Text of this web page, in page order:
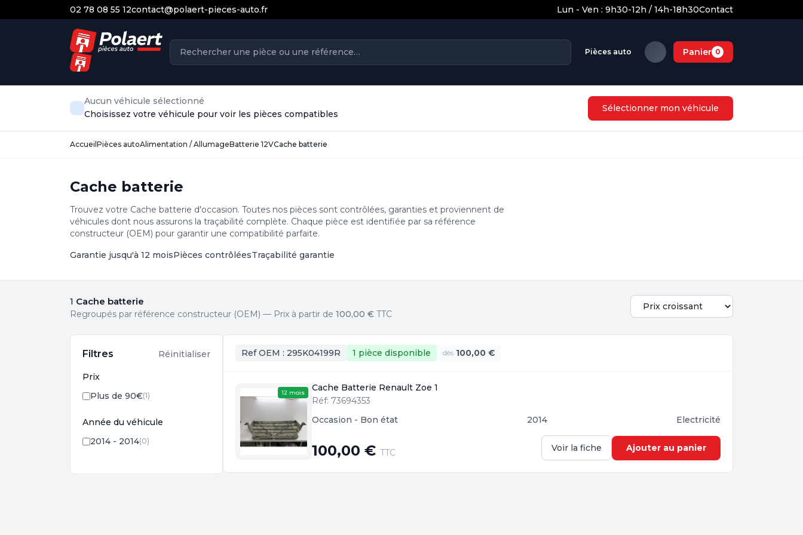
02 78 08 55 12contact@polaert-pieces-auto.fr Lun - Ven : 9h30-12h / 14h-18h30Contact
Pièces auto Panier 0
Aucun véhicule sélectionné
Choisissez votre véhicule pour voir les pièces compatibles
Sélectionner mon véhicule
Accueil Pièces autoAlimentation / AllumageBatterie 12VCache batterie
Cache batterie
Trouvez votre Cache batterie d'occasion. Toutes nos pièces sont contrôlées, garanties et proviennent de
véhicules dont nous assurons la traçabilité complète. Chaque pièce est identifiée par sa référence
constructeur (OEM) pour garantir une compatibilité parfaite.
Garantie jusqu'à 12 moisPièces contrôléesTraçabilité garantie
1 Cache batterie
Regroupés par référence constructeur (OEM) — Prix à partir de 100,00 € TTC
Filtres Réinitialiser
Prix
Plus de 90€(1)
Année du véhicule
2014 - 2014(0)
Ref OEM : 295K04199R 1 pièce disponible dès 100,00 €
12 mois
Cache Batterie Renault Zoe 1
Réf: 73694353
Occasion - Bon état
2014 Electricité
100,00 € TTC Voir la fiche Ajouter au panier